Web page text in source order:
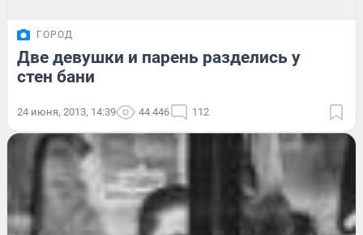
ГОРОД
Две девушки и парень разделись у
стен бани
24 июня, 2013, 14:39 44 446 112